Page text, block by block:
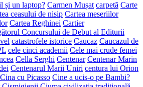
și un laptop? Carmen Mușat carpetă Carte
ceasului de nisip Cartea meseriilor
Cartea Reghinei Cartier
Concursului de Debut al Editurii
catastrofele istorice Caucaz Caucazul de
cele cinci academii Cele mai crude femei
Cella Serghi Centenar Centenar Marin
Centenarul Marii Uniri centura lui Orion
Cina cu Picasso Cine a ucis-o pe Bambi?